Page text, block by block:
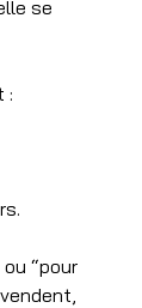
se
:
“pour